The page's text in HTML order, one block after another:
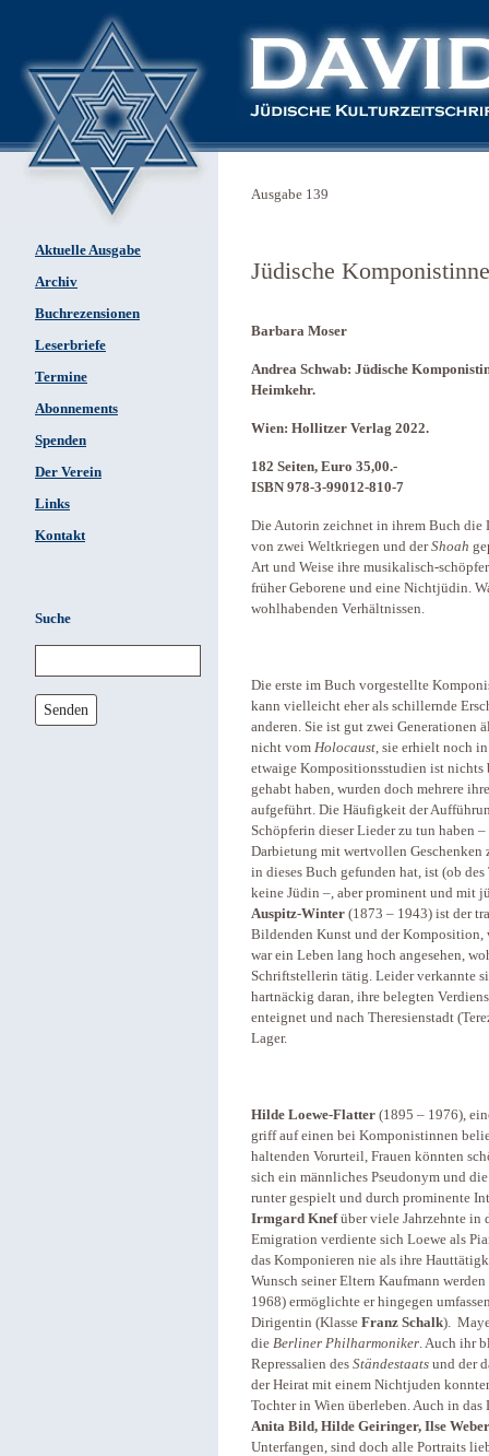
Aktuelle Ausgabe
Archiv
Buchrezensionen
Leserbriefe
Termine
Abonnements
Spenden
Der Verein
Links
Kontakt
Suche
Senden
Ausgabe 139
Jüdische
Barbara Moser
Andrea Schwab: Jüdische
Heimkehr.
Wien: Hollitzer Verlag 2022.
182 Seiten, Euro 35,00.-
ISBN 978-3-99012-810-7
Die Autorin zeichnet in ihrem Buch die
von zwei Weltkriegen und derShoah
Art und Weise ihre musikalisch-
früher Geborene und eine Nichtjüdin.
wohlhabenden Verhältnissen.
Die erste im Buch vorgestellte
kann vielleicht eher als schillernde
anderen. Sie ist gut zwei Generationen
nicht vom Holocaust, sie erhielt noch
etwaige Kompositions­studien ist nichts
gehabt haben, wurden doch mehrere
aufgeführt. Die Häufigkeit der
Schöpferin dieser Lieder zu tun haben
Darbietung mit wertvollen Geschenken
in dieses Buch gefunden hat, ist (ob
keine Jüdin –, aber prominent und mit
Auspitz-Winter (1873 – 1943) ist der
Bildenden Kunst und der Komposition,
war ein Leben lang hoch angesehen,
Schriftstellerin tätig. Leider verkannte
hartnäckig daran, ihre belegten
enteignet und nach Theresienstadt
Lager.
Hilde Loewe-Flatter (1895 – 1976),
griff auf einen bei Komponistinnen
haltenden Vorurteil, Frauen könnten
sich ein männliches Pseudonym und
runter gespielt und durch prominente
Irmgard Knefüber viele Jahrzehnte in
Emigration verdiente sich Loewe als
das Komponieren nie als ihre
Wunsch seiner Eltern Kaufmann
1968) ermöglichte er hingegen
Dirigentin (Klasse Franz Schalk).
die Berliner Philharmoniker. Auch ihr
Repressalien des Ständestaats und der
der Heirat mit einem Nichtjuden
Tochter in Wien überleben. Auch in
Anita Bild, Hilde Geiringer, Ilse
Unterfangen, sind doch alle Portraits